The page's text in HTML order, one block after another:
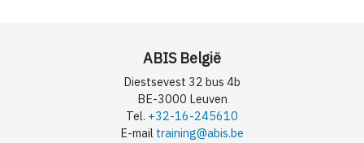
ABIS België
Diestsevest 32 bus 4b
BE-3000 Leuven
Tel. +32-16-245610
E-mail training@abis.be